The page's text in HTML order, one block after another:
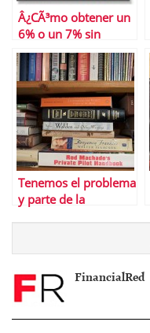
Â¿CÃ³mo obtener un
6% o un 7% sin
riesgo?
Tenemos el problema
y parte de la
FinancialRed